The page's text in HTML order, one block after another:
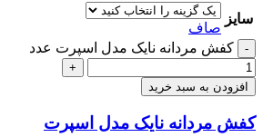
سایز
صاف
- کفش مردانه نایک مدل اسپرت عدد
+
افزودن به سبد خرید
کفش مردانه نایک مدل اسپرت